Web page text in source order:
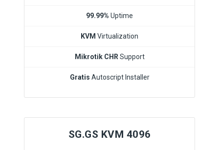
99.99% Uptime
KVM Virtualization
Mikrotik CHR Support
Gratis Autoscript Installer
SG.GS KVM 4096